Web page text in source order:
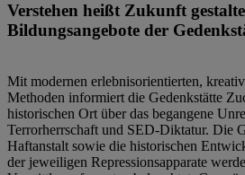
Verstehen heißt Zukunft
Bildungsangebote der
Mit modernen erlebnisorientierten,
Methoden informiert die Gedenkstätte
historischen Ort über das begangene
Terrorherrschaft und SED-Diktatur. Die
Haftanstalt sowie die historischen
der jeweiligen Repressionsapparate